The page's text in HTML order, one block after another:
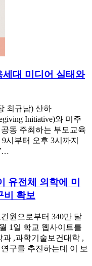
대 미디어 실태와
최규남) 산하
Initiative)와 미주
동 주최하는 부모교육
시부터 오후 3시까지
유전체 의학에 미
비 확보
원으로부터 340만 달
1일 학교 웹사이트를
,과학기술보건대학 ,
구를 추진하는데 이 보